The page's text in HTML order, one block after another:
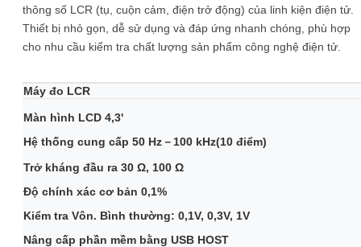
thông số LCR (tụ, cuộn cảm, điện trở động) của linh kiện điện tử.
Thiết bị nhỏ gọn, dễ sử dụng và đáp ứng nhanh chóng, phù hợp
cho nhu cầu kiểm tra chất lượng sản phẩm công nghệ điện tử.
Máy đo LCR
Màn hình LCD 4,3'
Hệ thống cung cấp 50 Hz－100 kHz(10 điểm)
Trở kháng đầu ra 30 Ω, 100 Ω
Độ chính xác cơ bản 0,1%
Kiểm tra Vôn. Bình thường: 0,1V, 0,3V, 1V
Nâng cấp phần mềm bằng USB HOST